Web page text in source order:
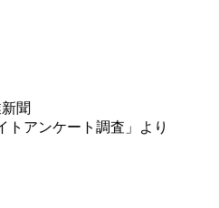
聞
トアンケート調査」より